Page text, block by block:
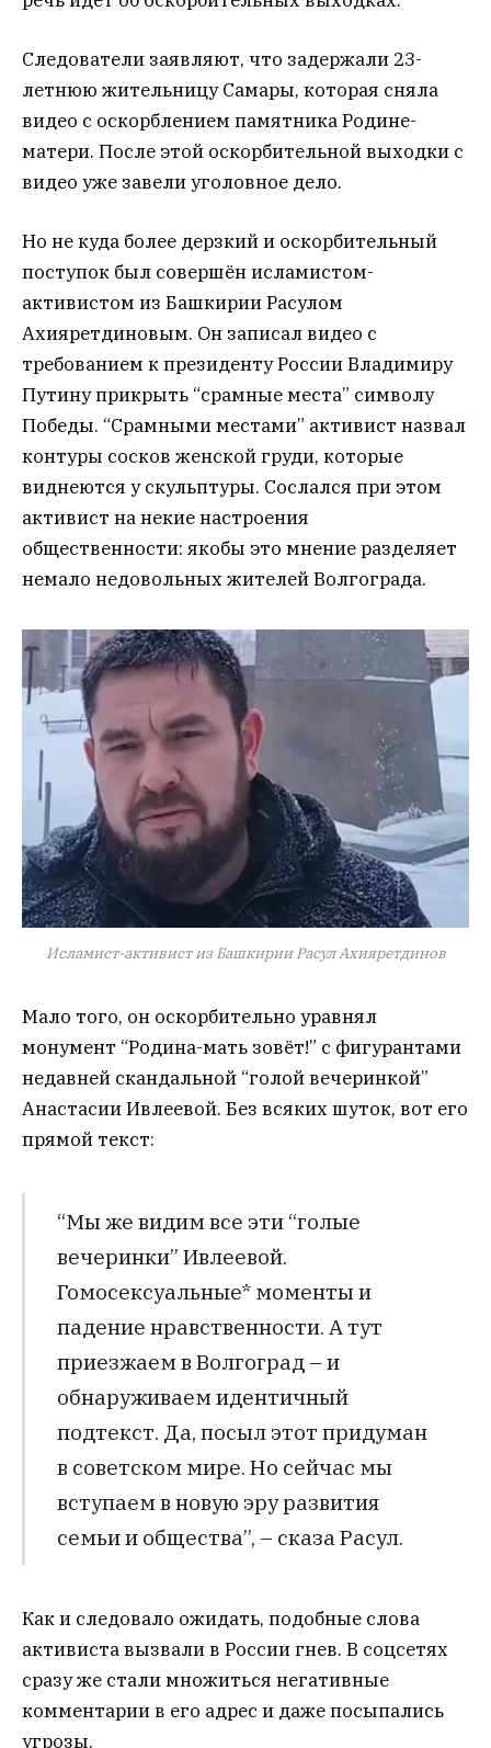
Следователи заявляют, что задержали 23-
летнюю жительницу Самары, которая сняла
видео с оскорблением памятника Родине-
матери. После этой оскорбительной выходки с
видео уже завели уголовное дело.
Но не куда более дерзкий и оскорбительный
поступок был совершён исламистом-
активистом из Башкирии Расулом
Ахияретдиновым. Он записал видео с
требованием к президенту России Владимиру
Путину прикрыть “срамные места” символу
Победы. “Срамными местами” активист назвал
контуры сосков женской груди, которые
виднеются у скульптуры. Сослался при этом
активист на некие настроения
общественности: якобы это мнение разделяет
немало недовольных жителей Волгограда.
Исламист-активист из Башкирии Расул Ахияретдинов
Мало того, он оскорбительно уравнял
монумент “Родина-мать зовёт!” с фигурантами
недавней скандальной “голой вечеринкой”
Анастасии Ивлеевой. Без всяких шуток, вот его
прямой текст:
“Мы же видим все эти “голые
вечеринки” Ивлеевой.
Гомосексуальные* моменты и
падение нравственности. А тут
приезжаем в Волгоград – и
обнаруживаем идентичный
подтекст. Да, посыл этот придуман
в советском мире. Но сейчас мы
вступаем в новую эру развития
семьи и общества”, – сказа Расул.
Как и следовало ожидать, подобные слова
активиста вызвали в России гнев. В соцсетях
сразу же стали множиться негативные
комментарии в его адрес и даже посыпались
угрозы.